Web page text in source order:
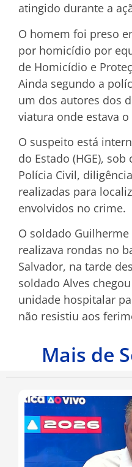
atingido durante a
O homem foi preso
por homicídio por
de Homicídio e
Ainda segundo a
um dos autores dos
viatura onde estava
O suspeito está
do Estado (HGE),
Polícia Civil,
realizadas para
envolvidos no crime.
O soldado
realizava rondas no
Salvador, na tarde
soldado Alves
unidade hospitalar
não resistiu aos
Mais de